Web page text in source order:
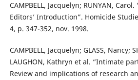
CAMPBELL, Jacquelyn; RUNYAN,
Editors’ Introduction”. Homicide
4, p. 347-352, nov. 1998.
CAMPBELL, Jacquelyn; GLASS, Nancy;
LAUGHON, Kathryn et al. “Intimate
Review and implications of research